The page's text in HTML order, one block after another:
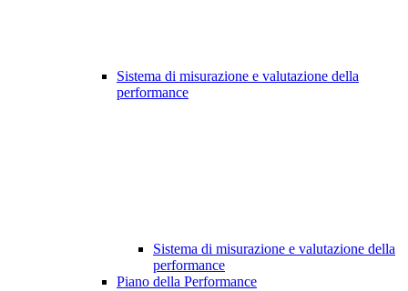
Sistema di misurazione e valutazione della
performance
Sistema di misurazione e valutazione della
performance
Piano della Performance